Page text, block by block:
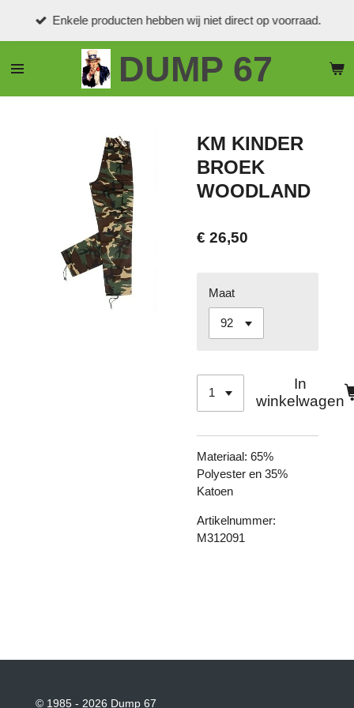
de
DUMP 67
Enkele producten hebben wij niet direct op voorraad.
KM KINDER
BROEK
WOODLAND
€ 26,50
Maat
In
winkelwagen
Materiaal: 65%
Polyester en 35%
Katoen
Artikelnummer:
M312091
© 1985 - 2026 Dump 67